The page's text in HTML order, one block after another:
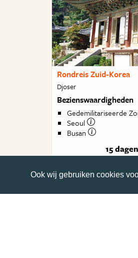
Ook wij gebruiken cookies
Rondreis Zuid-Korea
Djoser
Bezienswaardigheden
Gedemilitariseerde
Seoul
Busan
15 dagen
BEKIJK